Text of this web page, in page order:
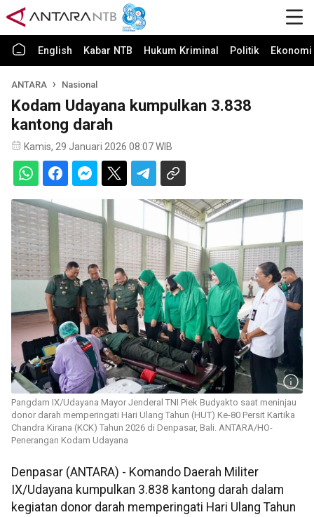
English Kabar NTB Hukum Kriminal Politik
ANTARA Nasional
Kodam Udayana kumpulkan 3.838
kantong darah
Kamis, 29 Januari 2026 08:07 WIB
Pangdam IX/Udayana Mayor Jenderal TNI Piek Budyakto saat meninjau
donor darah memperingati Hari Ulang Tahun (HUT) Ke-80 Persit Kartika
Chandra Kirana (KCK) Tahun 2026 di Denpasar, Bali. ANTARA/HO-
Penerangan Kodam Udayana
Denpasar (ANTARA) - Komando Daerah Militer
IX/Udayana kumpulkan 3.838 kantong darah dalam
kegiatan donor darah memperingati Hari Ulang Tahun